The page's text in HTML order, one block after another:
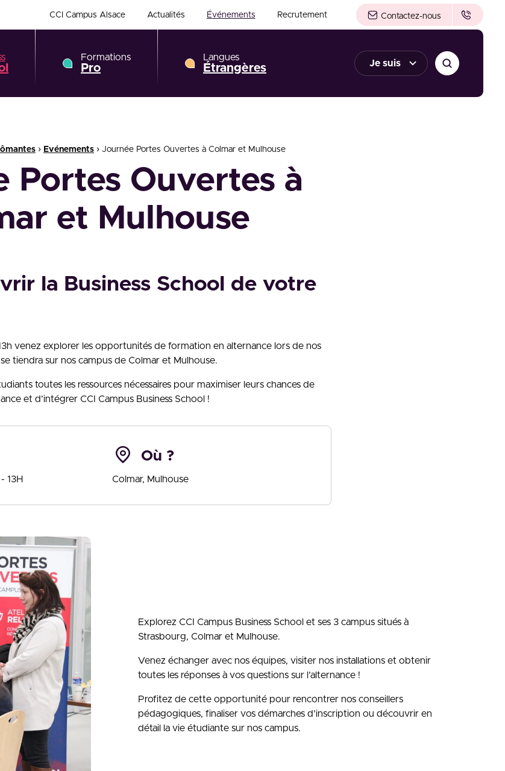
CCI Campus Alsace Actualités Événements Recrutement Contactez-nous
Formations
Pro
Langues
Étrangères Je suis
› Evénements › Journée Portes Ouvertes à Colmar et Mulhouse
Portes Ouvertes à
et Mulhouse
la Business School de votre
venez explorer les opportunités de formation en alternance lors de nos
tiendra sur nos campus de Colmar et Mulhouse.
toutes les ressources nécessaires pour maximiser leurs chances de
et d’intégrer CCI Campus Business School !
13H
Où ?
Colmar, Mulhouse
Explorez CCI Campus Business School et ses 3 campus situés à
Strasbourg, Colmar et Mulhouse.
Venez échanger avec nos équipes, visiter nos installations et obtenir
toutes les réponses à vos questions sur l’alternance !
Profitez de cette opportunité pour rencontrer nos conseillers
pédagogiques, finaliser vos démarches d’inscription ou découvrir en
détail la vie étudiante sur nos campus.